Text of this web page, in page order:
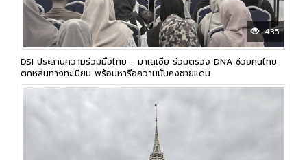
435
DSI ประสานความร่วมมือไทย - มาเลเซีย ร่วมตรวจ DNA ช่วยคนไทย
ตกหล่นทางทะเบียน พร้อมหารือความมั่นคงชายแดน